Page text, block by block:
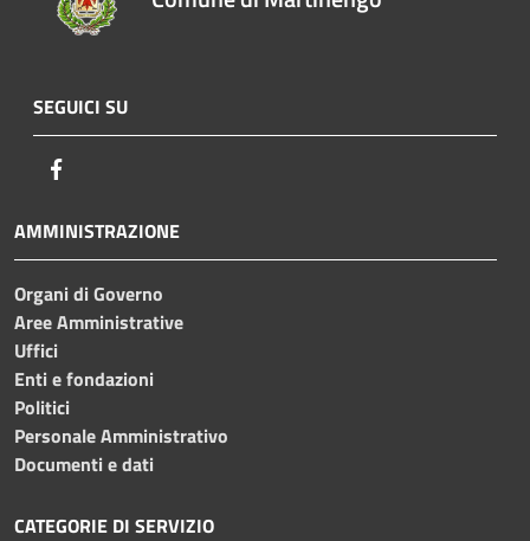
SEGUICI SU
AMMINISTRAZIONE
Organi di Governo
Aree Amministrative
Uffici
Enti e fondazioni
Politici
Personale Amministrativo
Documenti e dati
CATEGORIE DI SERVIZIO